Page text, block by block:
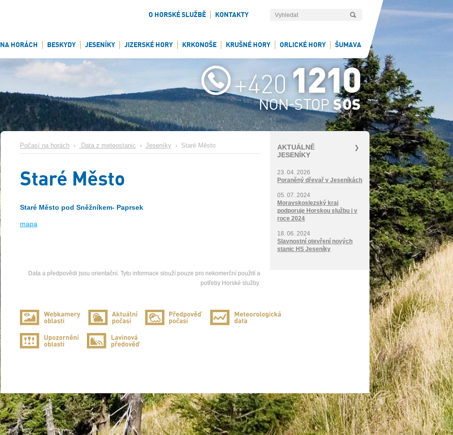
O HORSKÉ SLUŽBĚ KONTAKTY
NA HORÁCH BESKYDY JESENÍKY JIZERSKÉ HORY KRKONOŠE KRUŠNÉ HORY ORLICKÉ HORY ŠUMAVA
AKTUÁLNĚ
JESENÍKY
23. 04. 2026
Poraněný dřevař v Jeseníkách
05. 07. 2024
Moravskoslezský kraj
podporuje Horskou službu i v
roce 2024
18. 06. 2024
Slavnostní otevření nových
stanic HS Jeseníky
Počasí na horách › Data z meteostanic › Jeseníky › Staré Město
Staré Město
Staré Město pod Sněžníkem- Paprsek
mapa
Data a předpovědi jsou orientační. Tyto informace slouží pouze pro nekomerční použití a
potřeby Horské služby.